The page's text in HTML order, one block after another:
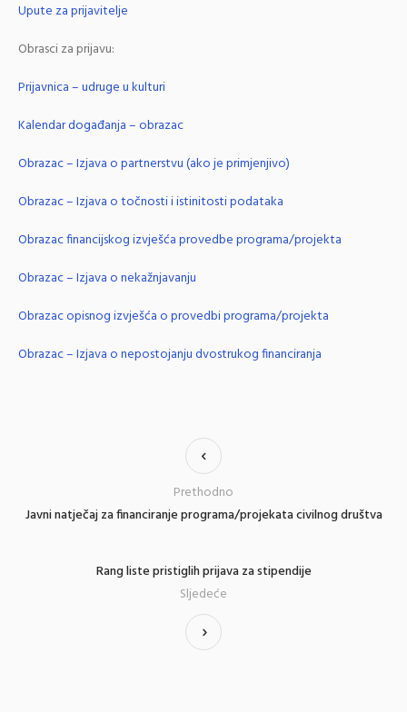
Upute za prijavitelje
Obrasci za prijavu:
Prijavnica – udruge u kulturi
Kalendar događanja – obrazac
Obrazac – Izjava o partnerstvu (ako je primjenjivo)
Obrazac – Izjava o točnosti i istinitosti podataka
Obrazac financijskog izvješća provedbe programa/projekta
Obrazac – Izjava o nekažnjavanju
Obrazac opisnog izvješća o provedbi programa/projekta
Obrazac – Izjava o nepostojanju dvostrukog financiranja
Javni natječaj za financiranje programa/projekata civilnog društva
Prethodno
Rang liste pristiglih prijava za stipendije
Sljedeće